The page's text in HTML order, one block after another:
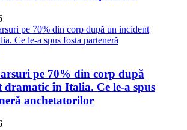
pe 70% din corp după
dramatic în Italia. Ce le-a spus
anchetatorilor